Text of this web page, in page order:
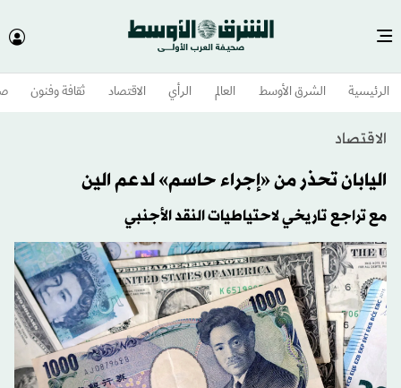
الرئيسية الشرق الأوسط​ العالم الرأي الاقتصاد ثقافة وفنون
الاقتصاد
اليابان تحذر من «إجراء حاسم» لدعم الين
مع تراجع تاريخي لاحتياطيات النقد الأجنبي